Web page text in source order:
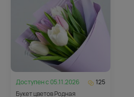
Доступен с 05.11.2026
125
Букет цветов Родная